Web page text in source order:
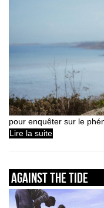
pour enquêter sur le
Lire la suite
AGAINST THE TIDE